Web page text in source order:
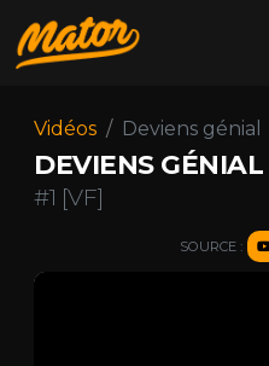
Vidéos Deviens génial
DEVIENS GÉNIAL
#1 [VF]
SOURCE :